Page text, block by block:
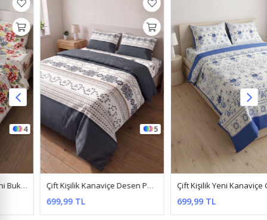
5
Çift Kişilik Kanaviçe Desen Pamuklu Nevresim Takımı ( Çarşafı Lastikli ) Gri
699,99 TL
4
Çift Kişilik Yeni Kanaviçe Gül Desen Pamuklu Nevresim Takımı ( Çarşafı Lastikli ) Mavi
699,99 TL